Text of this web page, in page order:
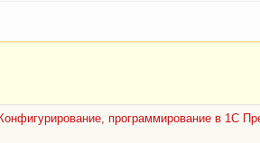
Конфигурирование, программирование в 1С